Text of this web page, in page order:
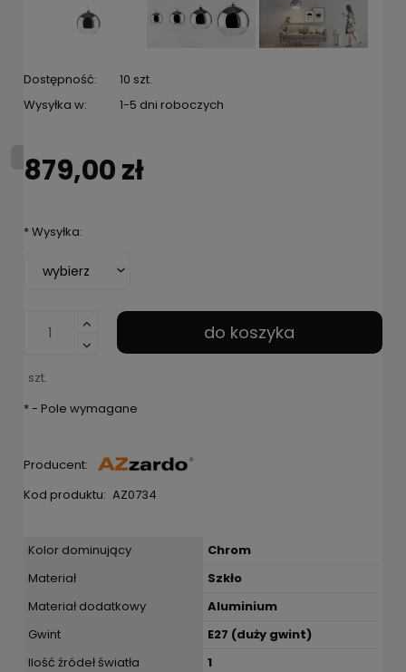
Dostępność:
10 szt.
Wysyłka w:
1-5 dni roboczych
879,00 zł
*Wysyłka:
szt.
do koszyka
*- Pole wymagane
Producent:
Kod produktu: AZ0734
Kolor dominujący
Chrom
Materiał
Szkło
Materiał dodatkowy
Aluminium
Gwint
E27 (duży gwint)
Ilość źródeł światła
1